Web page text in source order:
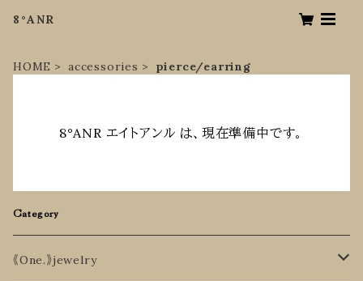
8°ANR
HOME accessories pierce/earring
8°ANR エイトアンル は、現在準備中です。
Category
《One.》jewelry